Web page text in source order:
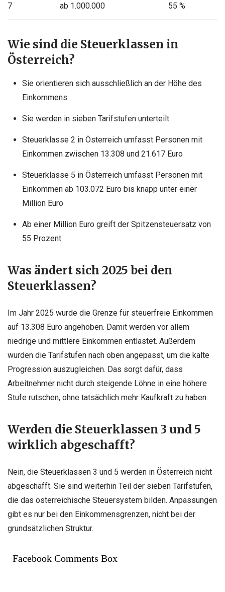
7 ab 1.000.000 55 %
Wie sind die Steuerklassen in
Österreich?
Sie orientieren sich ausschließlich an der Höhe des
Einkommens
Sie werden in sieben Tarifstufen unterteilt
Steuerklasse 2 in Österreich umfasst Personen mit
Einkommen zwischen 13.308 und 21.617 Euro
Steuerklasse 5 in Österreich umfasst Personen mit
Einkommen ab 103.072 Euro bis knapp unter einer
Million Euro
Ab einer Million Euro greift der Spitzensteuersatz von
55 Prozent
Was ändert sich 2025 bei den
Steuerklassen?
Im Jahr 2025 wurde die Grenze für steuerfreie Einkommen
auf 13.308 Euro angehoben. Damit werden vor allem
niedrige und mittlere Einkommen entlastet. Außerdem
wurden die Tarifstufen nach oben angepasst, um die kalte
Progression auszugleichen. Das sorgt dafür, dass
Arbeitnehmer nicht durch steigende Löhne in eine höhere
Stufe rutschen, ohne tatsächlich mehr Kaufkraft zu haben.
Werden die Steuerklassen 3 und 5
wirklich abgeschafft?
Nein, die Steuerklassen 3 und 5 werden in Österreich nicht
abgeschafft. Sie sind weiterhin Teil der sieben Tarifstufen,
die das österreichische Steuersystem bilden. Anpassungen
gibt es nur bei den Einkommensgrenzen, nicht bei der
grundsätzlichen Struktur.
Facebook Comments Box